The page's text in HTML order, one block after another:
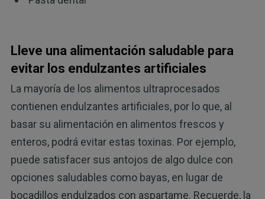
Lleve una alimentación saludable para
evitar los endulzantes artificiales
La mayoría de los alimentos ultraprocesados ​​
contienen endulzantes artificiales, por lo que, al
basar su alimentación en alimentos frescos y
enteros, podrá evitar estas toxinas. Por ejemplo,
puede satisfacer sus antojos de algo dulce con
opciones saludables como bayas, en lugar de
bocadillos endulzados con aspartame. Recuerde, la